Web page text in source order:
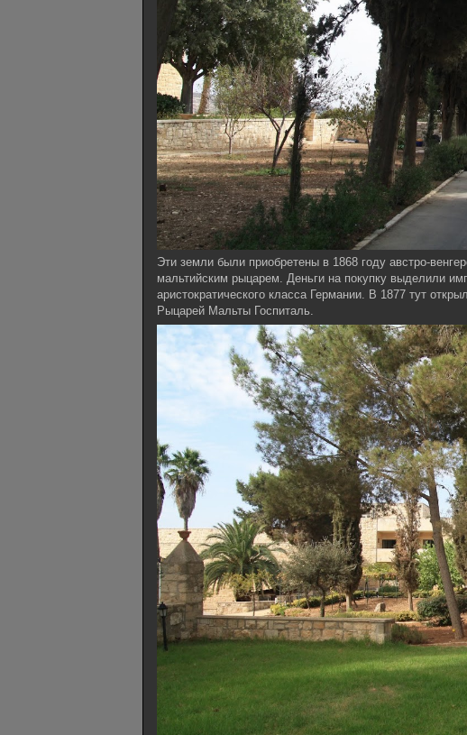
Эти земли были приобретены в 1868 году австро-
мальтийским рыцарем. Деньги на покупку выделили
аристократического класса Германии. В 1877 тут
Рыцарей Мальты Госпиталь.